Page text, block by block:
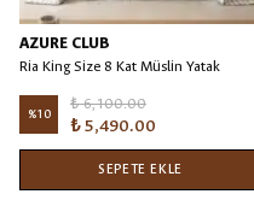
AZURE CLUB
Ria King Size 8 Kat Müslin Yatak
%10
₺ 6,100.00
₺ 5,490.00
SEPETE EKLE